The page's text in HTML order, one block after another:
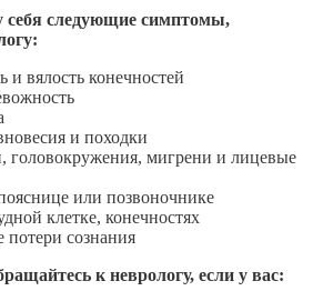
себя следующие симптомы,
и вялость конечностей
и походки
головокружения, мигрени и лицевые
или позвоночнике
клетке, конечностях
потери сознания
к неврологу, если у вас: